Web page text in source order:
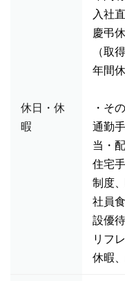
休日・休
暇
入社
慶弔
（取
年間
・そ
通勤
当・
住宅
制度
社員
設優
リフ
休暇